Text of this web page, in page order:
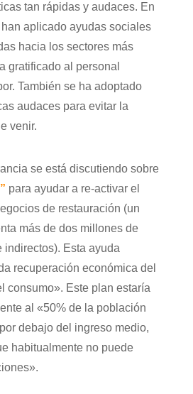
tan rápidas y audaces. En
aplicado ayudas sociales
hacia los sectores más
gratificado al personal
También se ha adoptado
audaces para evitar la
venir.
se está discutiendo sobre
para ayudar a re-activar el
de restauración (un
más de dos millones de
indirectos). Esta ayuda
recuperación económica del
consumo». Este plan estaría
al «50% de la población
debajo del ingreso medio,
habitualmente no puede